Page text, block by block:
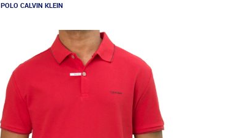
POLO CALVIN KLEIN